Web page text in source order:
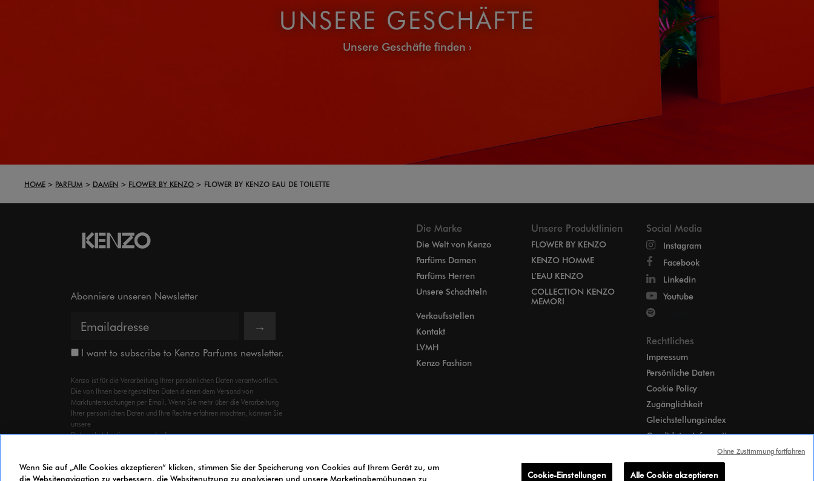
UNSERE GESCHÄFTE
Unsere Geschäfte finden
HOME PARFUM DAMEN FLOWER BY KENZO FLOWER BY KENZO EAU DE TOILETTE
Abonniere unseren Newsletter
→
I want to subscribe to Kenzo Parfums newsletter.
Kenzo ist für die Verarbeitung Ihrer persönlichen Daten verantwortlich.
Die von Ihnen bereitgestellten Daten dienen dem Versand von
Marktuntersuchungen per Email. Wenn Sie mehr über die Verarbeitung
Ihrer persönlichen Daten und Ihre Rechte erfahren möchten, können Sie
unsere
Datenschutzbestimmungenabrufen.
© 2023 KENZO PARFUMS
Die Marke
Die Welt von Kenzo
Parfüms Damen
Parfüms Herren
Unsere Schachteln
Verkaufsstellen
Kontakt
LVMH
Kenzo Fashion
Unsere Produktlinien
FLOWER BY KENZO
KENZO HOMME
L’EAU KENZO
COLLECTION KENZO
MEMORI
Social Media
Instagram
Facebook
Linkedin
Youtube
Rechtliches
Impressum
Persönliche Daten
Cookie Policy
Zugänglichkeit
Gleichstellungsindex
Candidates Information
Cookie-Einstellungen
Wenn Sie auf „Alle Cookies akzeptieren“ klicken, stimmen Sie der Speicherung von Cookies auf Ihrem Gerät zu, um
die Websitenavigation zu verbessern, die Websitenutzung zu analysieren und unsere Marketingbemühungen zu
Cookie-Einstellungen Alle Cookie akzeptieren
Ohne Zustimmung fortfahren